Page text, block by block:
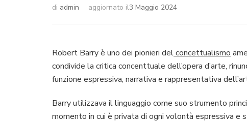
di admin aggiornato il3 Maggio 2024
Robert Barry è uno dei pionieri delconcettualismo
condivide la critica concenttuale dell’opera d’arte,
funzione espressiva, narrativa e rappresentativa
Barry utilizzava il linguaggio come suo strumento
momento in cui è privata di ogni volontà espressiva e